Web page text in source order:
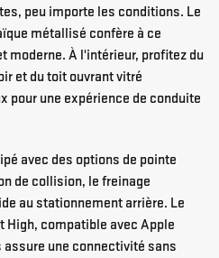
peu importe les conditions. Le
métallisé confère à ce
moderne. À l'intérieur, profitez du
et du toit ouvrant vitré
pour une expérience de conduite
avec des options de pointe
de collision, le freinage
au stationnement arrière. Le
compatible avec Apple
assure une connectivité sans